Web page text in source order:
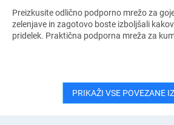
Preizkusite odlično podporno mrežo za
zelenjave in zagotovo boste izboljšali
pridelek. Praktična podporna mreža za
PRIKAŽI VSE POVEZANE